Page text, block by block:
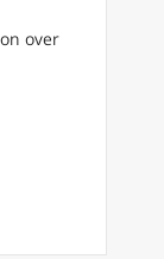
over
– Mgr. Rob